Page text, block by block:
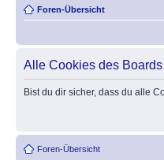
Foren-Übersicht
Alle Cookies des
Bist du dir sicher, dass du alle
Foren-Übersicht